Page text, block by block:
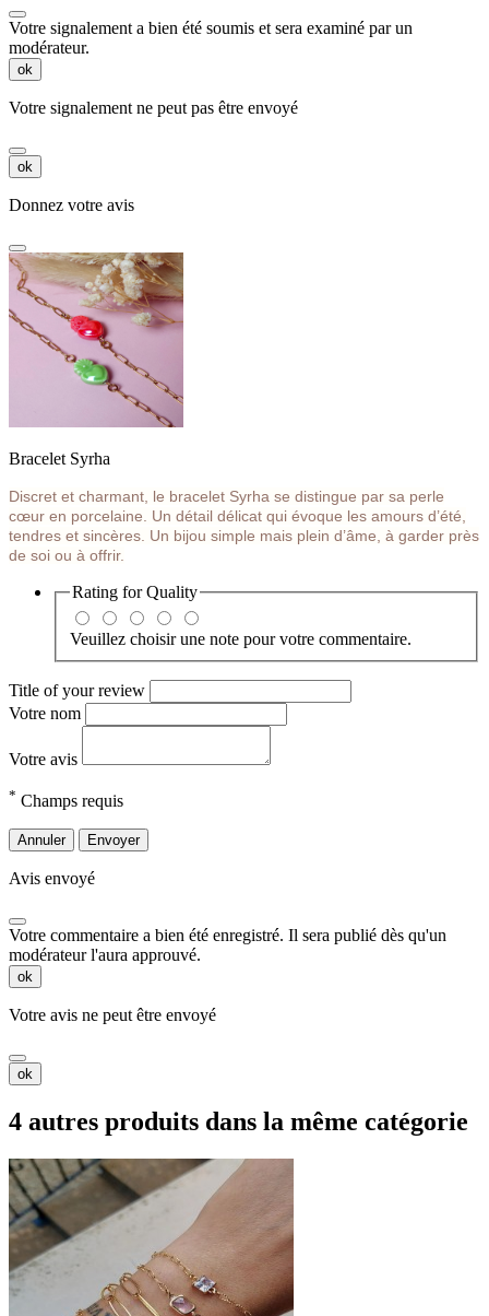
Votre signalement a bien été soumis et sera examiné par un
modérateur.
ok
Votre signalement ne peut pas être envoyé
ok
Donnez votre avis
Bracelet Syrha
Discret et charmant, le bracelet Syrha se distingue par sa perle
cœur en porcelaine. Un détail délicat qui évoque les amours d’été,
tendres et sincères. Un bijou simple mais plein d’âme, à garder près
de soi ou à offrir.
Rating forQuality
Veuillez choisir une note pour votre commentaire.
Title of your review
Votre nom
Votre avis
* Champs requis
Annuler Envoyer
Avis envoyé
Votre commentaire a bien été enregistré. Il sera publié dès qu'un
modérateur l'aura approuvé.
ok
Votre avis ne peut être envoyé
ok
4 autres produits dans la même catégorie